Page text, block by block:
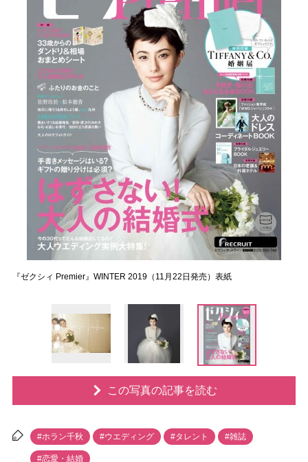
『ゼクシィ Premier』WINTER 2019（11月22日発売）表紙
この写真の記事を読む
#ホラン千秋 #ウエディング #タレント #雑誌
#恋愛・結婚